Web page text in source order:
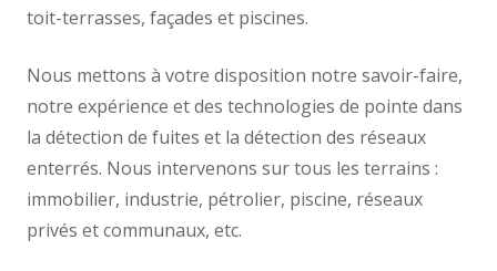
toit-terrasses, façades et piscines.
Nous mettons à votre disposition notre savoir-faire,
notre expérience et des technologies de pointe dans
la détection de fuites et la détection des réseaux
enterrés. Nous intervenons sur tous les terrains :
immobilier, industrie, pétrolier, piscine, réseaux
privés et communaux, etc.